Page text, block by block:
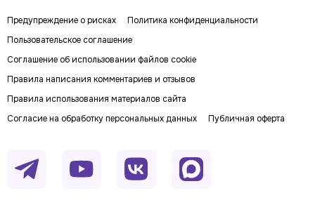
Предупреждение о рисках
Политика конфиденциальности
Пользовательское соглашение
Соглашение об использовании файлов cookie
Правила написания комментариев и отзывов
Правила использования материалов сайта
Согласие на обработку персональных данных
Публичная оферта